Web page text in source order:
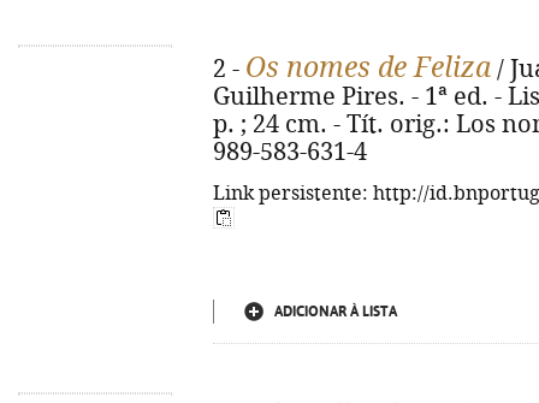
2 - Os nomes de Feliza /
Guilherme Pires. - 1ª ed. -
p. ; 24 cm. - Tít. orig.: Los
989-583-631-4
Link persistente: http://
ADICIONAR À LISTA